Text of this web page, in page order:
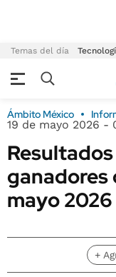
Temas del día
Ámbito México
19 de mayo 2026 -
ganadores
mayo 2026
+